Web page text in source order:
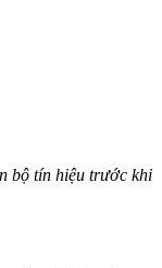
bộ tín hiệu trước khi